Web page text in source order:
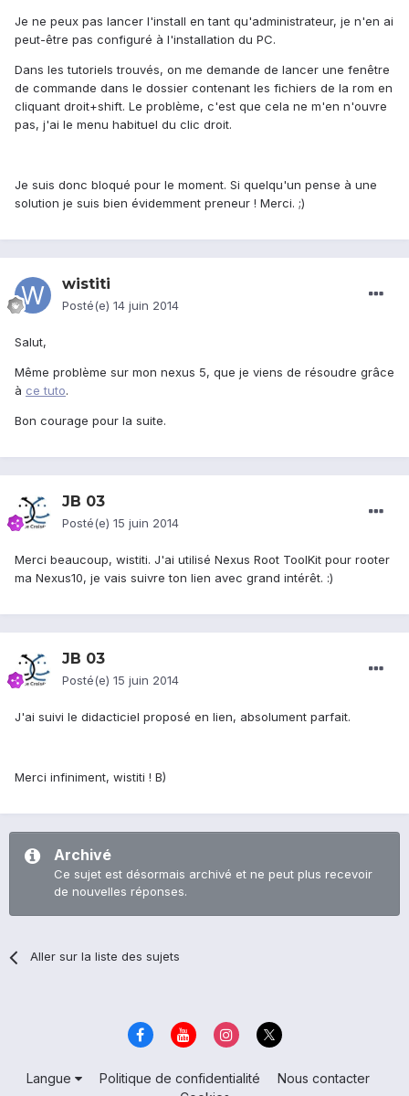
Je ne peux pas lancer l'install en tant qu'administrateur, je n'en ai
peut-être pas configuré à l'installation du PC.
Dans les tutoriels trouvés, on me demande de lancer une fenêtre
de commande dans le dossier contenant les fichiers de la rom en
cliquant droit+shift. Le problème, c'est que cela ne m'en n'ouvre
pas, j'ai le menu habituel du clic droit.
Je suis donc bloqué pour le moment. Si quelqu'un pense à une
solution je suis bien évidemment preneur ! Merci. ;)
wistiti
Posté(e) 14 juin 2014
Salut,
Même problème sur mon nexus 5, que je viens de résoudre grâce
à ce tuto.
Bon courage pour la suite.
JB 03
Posté(e) 15 juin 2014
Merci beaucoup, wistiti. J'ai utilisé Nexus Root ToolKit pour rooter
ma Nexus10, je vais suivre ton lien avec grand intérêt. :)
JB 03
Posté(e) 15 juin 2014
J'ai suivi le didacticiel proposé en lien, absolument parfait.
Merci infiniment, wistiti ! B)
Archivé
Ce sujet est désormais archivé et ne peut plus recevoir
de nouvelles réponses.
Aller sur la liste des sujets
Langue Politique de confidentialité
Nous contacter